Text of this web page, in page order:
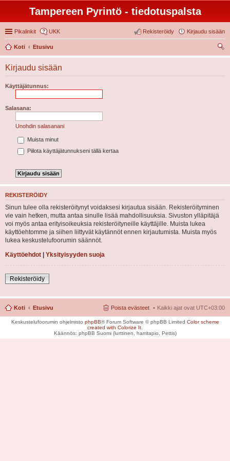
Tampereen Pyrintö - tiedotuspalsta
Pikalinkit UKK Kirjaudu sisään
Rekisteröidy
Koti
Etusivu
tsi
Kirjaudu sisään
Käyttäjätunnus:
Salasana:
Unohdin salasanani
Muista minut
Piilota käyttäjätunnukseni tällä kertaa
REKISTERÖIDY
Sinun tulee olla rekisteröitynyt voidaksesi kirjautua sisään. Rekisteröityminen
vie vain hetken, mutta antaa sinulle lisää mahdollisuuksia. Sivuston ylläpitäjä
voi myös antaa erityisoikeuksia rekisteröityneille käyttäjille. Muista lukea
käyttöehtomme ja siihen liittyvät käytännöt ennen kirjautumista. Muista myös
lukea keskustelufoorumin säännöt.
Käyttöehdot | Yksityisyyden suoja
Rekisteröidy
Koti Etusivu Kaikki ajat ovat UTC+03:00
Poista evästeet
Keskustelufoorumin ohjelmisto phpBB® Forum Software © phpBB Limited Color scheme
created with Colorize It
Käännös: phpBB Suomi (lurttinen, harritapio, Pettis)